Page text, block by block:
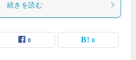
続きを読む
0 0